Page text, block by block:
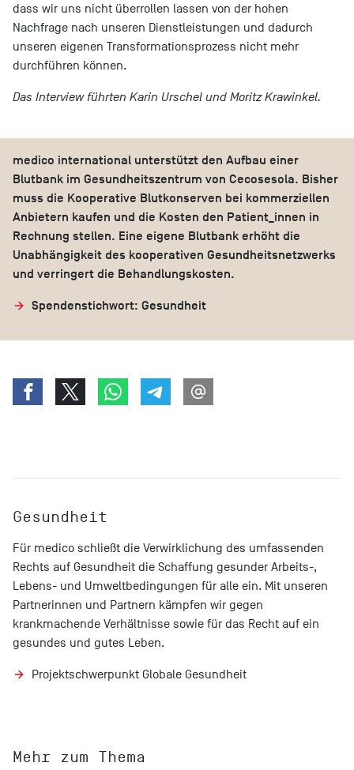
dass wir uns nicht überrollen lassen von der hohen
Nachfrage nach unseren Dienstleistungen und dadurch
unseren eigenen Transformationsprozess nicht mehr
durchführen können.
Das Interview führten Karin Urschel und Moritz Krawinkel.
medico international unterstützt den Aufbau einer
Blutbank im Gesundheitszentrum von Cecosesola. Bisher
muss die Kooperative Blutkonserven bei kommerziellen
Anbietern kaufen und die Kosten den Patient_innen in
Rechnung stellen. Eine eigene Blutbank erhöht die
Unabhängigkeit des kooperativen Gesundheitsnetzwerks
und verringert die Behandlungskosten.
Spendenstichwort: Gesundheit
Gesundheit
Für medico schließt die Verwirklichung des umfassenden
Rechts auf Gesundheit die Schaffung gesunder Arbeits-,
Lebens- und Umweltbedingungen für alle ein. Mit unseren
Partnerinnen und Partnern kämpfen wir gegen
krankmachende Verhältnisse sowie für das Recht auf ein
gesundes und gutes Leben.
Projektschwerpunkt Globale Gesundheit
Mehr zum Thema